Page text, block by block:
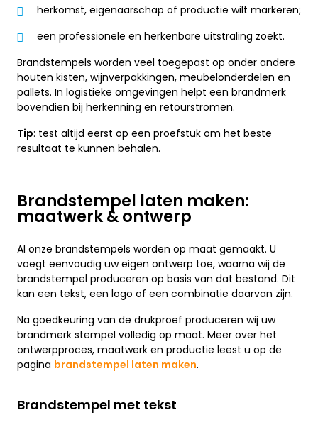
herkomst, eigenaarschap of productie wilt markeren;
een professionele en herkenbare uitstraling zoekt.
Brandstempels worden veel toegepast op onder andere
houten kisten, wijnverpakkingen, meubelonderdelen en
pallets. In logistieke omgevingen helpt een brandmerk
bovendien bij herkenning en retourstromen.
Tip: test altijd eerst op een proefstuk om het beste
resultaat te kunnen behalen.
Brandstempel laten maken:
maatwerk & ontwerp
Al onze brandstempels worden op maat gemaakt. U
voegt eenvoudig uw eigen ontwerp toe, waarna wij de
brandstempel produceren op basis van dat bestand. Dit
kan een tekst, een logo of een combinatie daarvan zijn.
Na goedkeuring van de drukproef produceren wij uw
brandmerk stempel volledig op maat. Meer over het
ontwerpproces, maatwerk en productie leest u op de
pagina brandstempel laten maken.
Brandstempel met tekst